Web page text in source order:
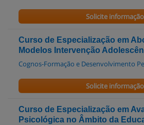
Solicite informação
Curso de Especialização em
Modelos Intervenção
Cognos-Formação e Desenvolvimento
Solicite informação
Curso de Especialização em
Psicológica no Âmbito da